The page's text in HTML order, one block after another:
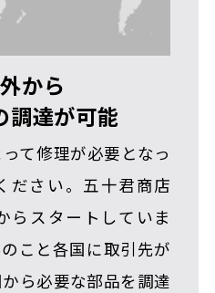
から
調達が可能
て修理が必要となっ
ださい。五十君商店
らスタートしていま
こと各国に取引先が
ら必要な部品を調達